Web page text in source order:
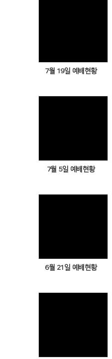
7월 19일 예배현황
7월 5일 예배현황
6월 21일 예배현황